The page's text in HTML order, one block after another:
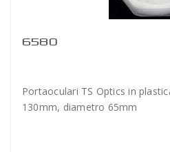
6580
Portaoculari TS Optics in
130mm, diametro 65mm